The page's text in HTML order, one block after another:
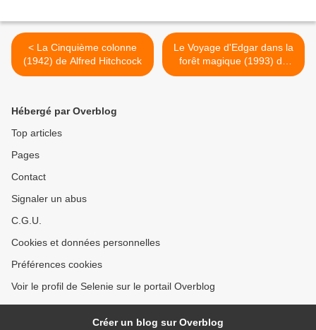
< La Cinquième colonne
(1942) de Alfred Hitchcock
Le Voyage d'Edgar dans la
forêt magique (1993) de
Charles Grosvenor >
Hébergé par Overblog
Top articles
Pages
Contact
Signaler un abus
C.G.U.
Cookies et données personnelles
Préférences cookies
Voir le profil de Selenie sur le portail Overblog
Créer un blog sur Overblog